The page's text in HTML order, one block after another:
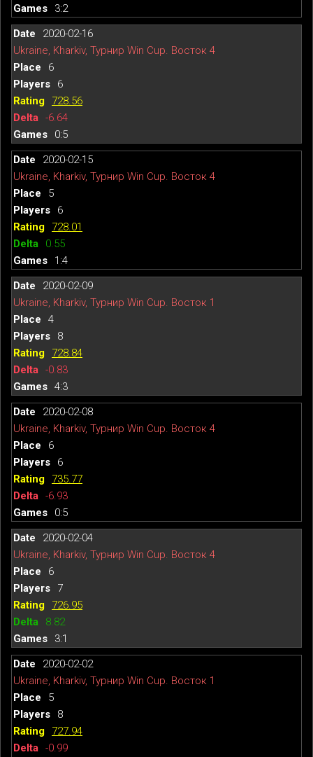
3:2
2020-02-16
Ukraine, Kharkiv, Турнир Win Cup. Восток 4
6
6
728.56
-6.64
0:5
2020-02-15
Ukraine, Kharkiv, Турнир Win Cup. Восток 4
5
6
728.01
0.55
1:4
2020-02-09
Ukraine, Kharkiv, Турнир Win Cup. Восток 1
4
8
728.84
-0.83
4:3
2020-02-08
Ukraine, Kharkiv, Турнир Win Cup. Восток 4
6
6
735.77
-6.93
0:5
2020-02-04
Ukraine, Kharkiv, Турнир Win Cup. Восток 4
6
7
726.95
8.82
3:1
2020-02-02
Ukraine, Kharkiv, Турнир Win Cup. Восток 1
5
8
727.94
-0.99